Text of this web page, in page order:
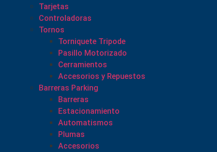
Tarjetas
Controladoras
Tornos
Torniquete Tripode
Pasillo Motorizado
Cerramientos
Accesorios y Repuestos
Barreras Parking
Barreras
Estacionamiento
Automatismos
Plumas
Accesorios